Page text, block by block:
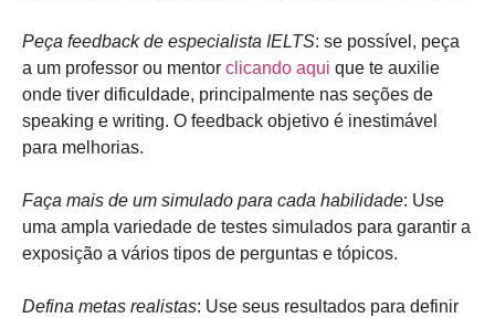
Peça feedback de especialista IELTS: se possível, peça
a um professor ou mentor clicando aqui que te auxilie
onde tiver dificuldade, principalmente nas seções de
speaking e writing. O feedback objetivo é inestimável
para melhorias.
Faça mais de um simulado para cada habilidade: Use
uma ampla variedade de testes simulados para garantir a
exposição a vários tipos de perguntas e tópicos.
Defina metas realistas: Use seus resultados para definir